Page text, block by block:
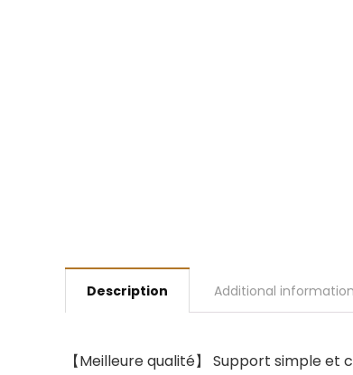
Description Additional information
【Meilleure qualité】 Support simple